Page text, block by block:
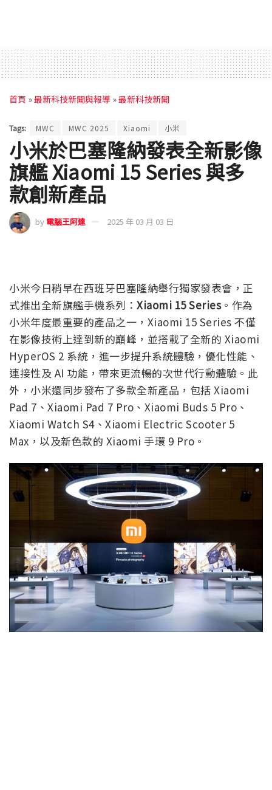
首頁 »最新科技新聞與報導 »最新科技新聞
Tags: MWC MWC 2025 Xiaomi 小米
小米於巴塞隆納發表全新影像
旗艦 Xiaomi 15 Series 與多
款創新產品
by 電腦王阿達 2025 年 03 月 03 日
小米今日稍早在西班牙巴塞隆納舉行獨家發表會，正
式推出全新旗艦手機系列： Xiaomi 15 Series。作為
小米年度最重要的產品之一，Xiaomi 15 Series 不僅
在影像技術上達到新的巔峰，並搭載了全新的 Xiaomi
HyperOS 2 系統，進一步提升系統體驗，優化性能、
連接性及 AI 功能，帶來更流暢的次世代行動體驗。此
外，小米還同步發布了多款全新產品，包括 Xiaomi
Pad 7、Xiaomi Pad 7 Pro、Xiaomi Buds 5 Pro、
Xiaomi Watch S4、Xiaomi Electric Scooter 5
Max，以及新色款的 Xiaomi 手環 9 Pro。